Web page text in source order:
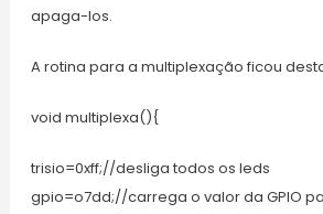
apaga-los.
A rotina para a multiplexação ficou
void multiplexa(){
trisio=0xff;//desliga todos os leds
gpio=o7dd;//carrega o valor da GPIO